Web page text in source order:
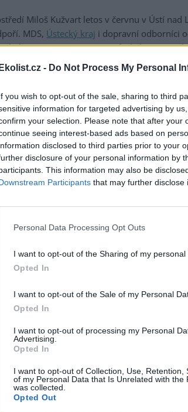
Ekolist.cz - Do Not Process My Personal
you wish to opt-out of the sale, sharing to third
information for targeted advertising by
your selection. Please note that after your
seeing interest-based ads based on
disclosed to third parties prior to your
disclosure of your personal information by
This information may also be
Participants that may further disclose
Personal Data Processing Opt Outs
I want to opt-out of the Sharing of my personal
Opted In
I want to opt-out of the Sale of my Personal
Opted In
I want to opt-out of processing my Personal
Advertising.
Opted In
I want to opt-out of Collection, Use, Retention,
of my Personal Data that Is Unrelated with the
was collected.
Opted Out
Miloš Kužvart letos v červnu v Ústí nad
MDS, Ústecký kraj i dopravní odborníci
úspěšnější než Zemanův kabinet.
Labe je součástí Evropské dohody o
významu. Česká republika musí jako
pod Ústím nad Labem směrem na
takzvané první republiky součástí plánu na